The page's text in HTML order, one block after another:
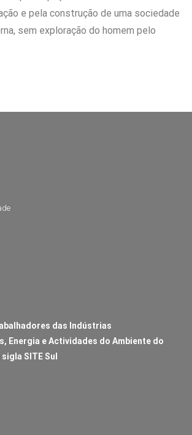
e pela construção de uma sociedade
sem exploração do homem pelo
das Indústrias
Energia e Actividades do Ambiente do
SITE Sul